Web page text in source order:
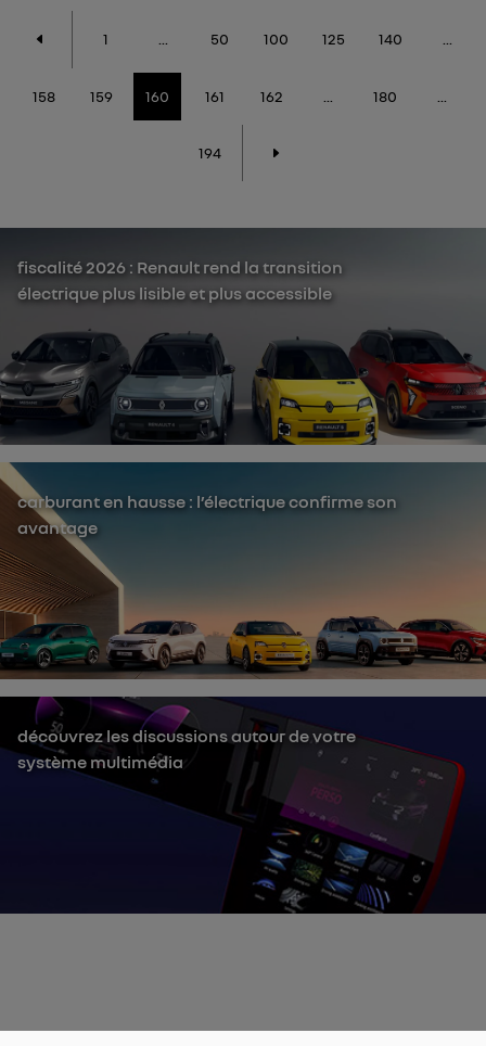
1 50 100 125 140
158 159 160 161 162 180
194
fiscalité 2026 : Renault rend la transition
électrique plus lisible et plus accessible
carburant en hausse : l’électrique confirme son
avantage
découvrez les discussions autour de votre
système multimédia